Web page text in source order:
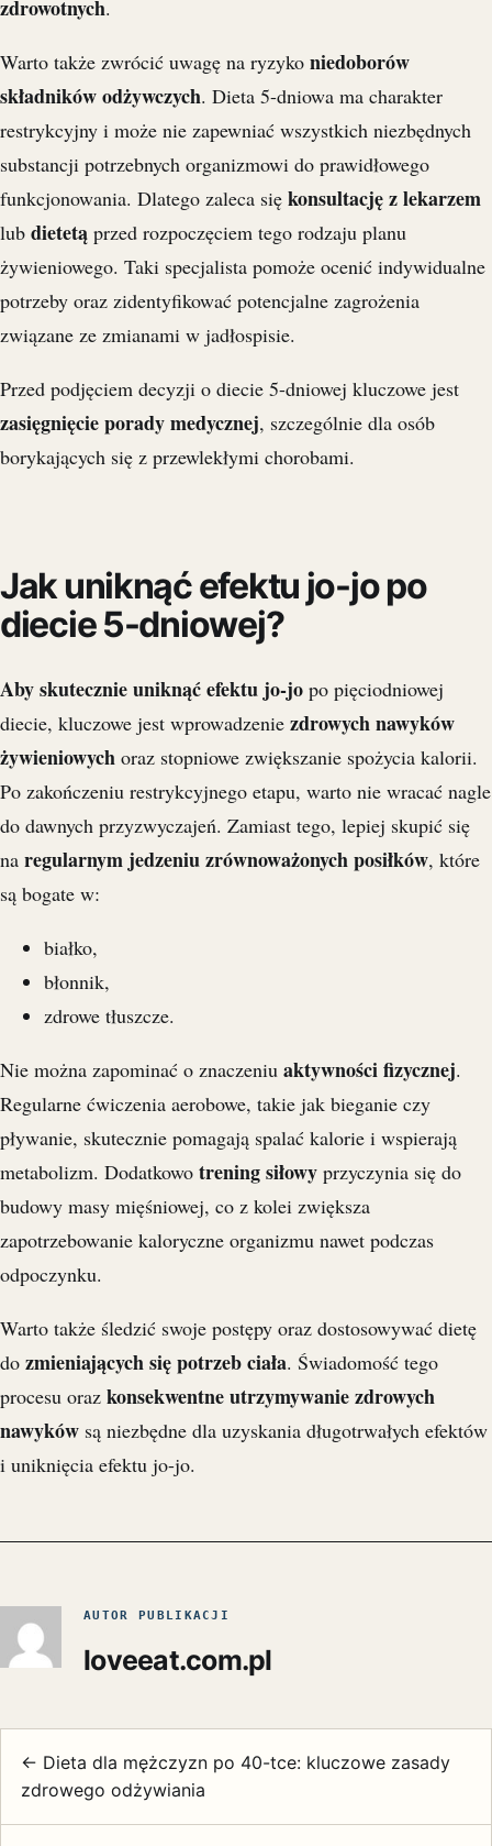
zdrowotnych.
Warto także zwrócić uwagę na ryzyko niedoborów
składników odżywczych. Dieta 5-dniowa ma charakter
restrykcyjny i może nie zapewniać wszystkich niezbędnych
substancji potrzebnych organizmowi do prawidłowego
funkcjonowania. Dlatego zaleca się konsultację z lekarzem
lub dietetą przed rozpoczęciem tego rodzaju planu
żywieniowego. Taki specjalista pomoże ocenić indywidualne
potrzeby oraz zidentyfikować potencjalne zagrożenia
związane ze zmianami w jadłospisie.
Przed podjęciem decyzji o diecie 5-dniowej kluczowe jest
zasięgnięcie porady medycznej, szczególnie dla osób
borykających się z przewlekłymi chorobami.
Jak uniknąć efektu jo-jo po
diecie 5-dniowej?
Aby skutecznie uniknąć efektu jo-jo po pięciodniowej
diecie, kluczowe jest wprowadzenie zdrowych nawyków
żywieniowych oraz stopniowe zwiększanie spożycia kalorii.
Po zakończeniu restrykcyjnego etapu, warto nie wracać nagle
do dawnych przyzwyczajeń. Zamiast tego, lepiej skupić się
na regularnym jedzeniu zrównoważonych posiłków, które
są bogate w:
białko,
błonnik,
zdrowe tłuszcze.
Nie można zapominać o znaczeniu aktywności fizycznej.
Regularne ćwiczenia aerobowe, takie jak bieganie czy
pływanie, skutecznie pomagają spalać kalorie i wspierają
metabolizm. Dodatkowo trening siłowy przyczynia się do
budowy masy mięśniowej, co z kolei zwiększa
zapotrzebowanie kaloryczne organizmu nawet podczas
odpoczynku.
Warto także śledzić swoje postępy oraz dostosowywać dietę
do zmieniających się potrzeb ciała. Świadomość tego
procesu oraz konsekwentne utrzymywanie zdrowych
nawyków są niezbędne dla uzyskania długotrwałych efektów
i uniknięcia efektu jo-jo.
AUTOR PUBLIKACJI
loveeat.com.pl
← Dieta dla mężczyzn po 40-tce: kluczowe zasady
zdrowego odżywiania